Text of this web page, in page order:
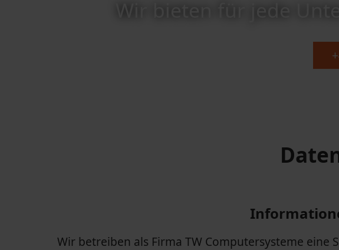
Wir betreiben als Firma TW Computersysteme eine